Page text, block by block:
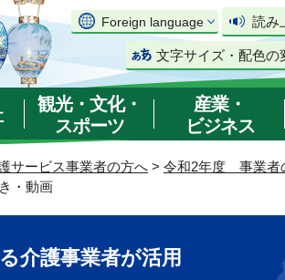
Foreign language 読み
文字サイズ・配色の
観光・文化・
スポーツ
産業・
ビジネス
サービス事業者の方へ > 令和2年度 事業者
・動画
介護事業者が活用